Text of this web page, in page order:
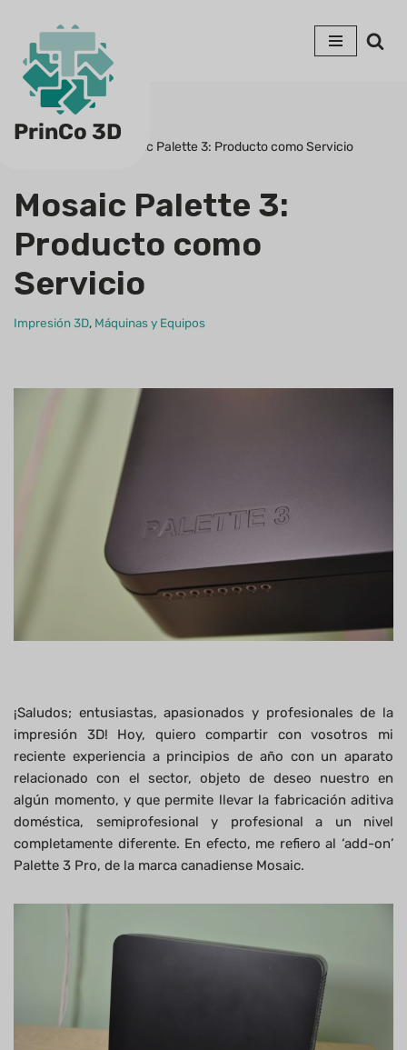
Saltar
al
contenido
PrinCo 3D
Mosaic Palette 3: Producto como Servicio
Mosaic Palette 3:
Producto como
Servicio
Impresión 3D, Máquinas y Equipos
¡Saludos; entusiastas, apasionados y profesionales de la
impresión 3D! Hoy, quiero compartir con vosotros mi
reciente experiencia a principios de año con un aparato
relacionado con el sector, objeto de deseo nuestro en
algún momento, y que permite llevar la fabricación aditiva
doméstica, semiprofesional y profesional a un nivel
completamente diferente. En efecto, me refiero al ‘add-on’
Palette 3 Pro, de la marca canadiense Mosaic.